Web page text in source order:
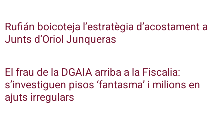
Rufián boicoteja l’estratègia d’acostament a
Junts d’Oriol Junqueras
El frau de la DGAIA arriba a la Fiscalia:
s’investiguen pisos ‘fantasma’ i milions en
ajuts irregulars